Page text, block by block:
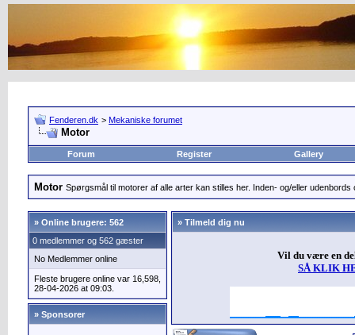
Fenderen.dk > Mekaniske forumet
Motor
Forum Register Gallery
Motor Spørgsmål til motorer af alle arter kan stilles her. Inden- og/eller
» Online brugere: 562
0 medlemmer og 562 gæster
No Medlemmer online
Fleste brugere online var 16,598,
28-04-2026 at 09:03.
» Sponsorer
» Tilmeld dig nu
Vil du være en
SÅ KLIK